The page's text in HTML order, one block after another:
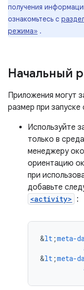
получения
ознакомьтесь с
режима» .
Начальный
Приложения могут
размер при
Используйте
только в
менеджеру
ориентацию
при
добавьте
<activity> :
&lt ;meta-
&lt ;meta-